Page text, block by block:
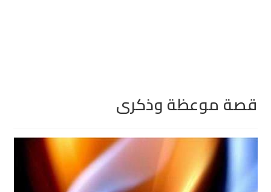
قصة موعظة وذكرى